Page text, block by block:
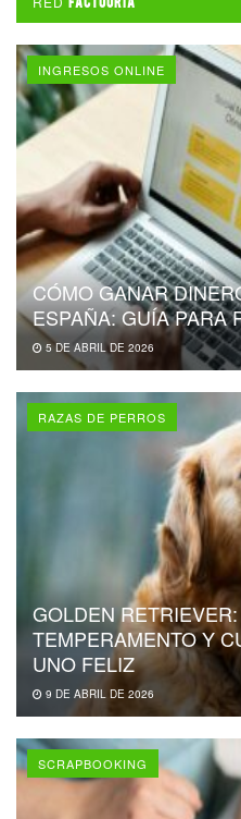
INGRESOS ONLINE
CÓMO GANAR
ESPAÑA: GUÍA PARA
5 DE ABRIL DE 2026
RAZAS DE PERROS
GOLDEN
TEMPERAMENTO Y
UNO FELIZ
9 DE ABRIL DE 2026
SCRAPBOOKING